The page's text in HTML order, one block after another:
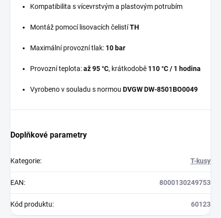
Kompatibilita s vícevrstvým a plastovým potrubím
Montáž pomocí lisovacích čelistíTH
Maximální provozní tlak: 10 bar
Provozní teplota:až 95 °C, krátkodobě 110 °C / 1 hodina
Vyrobeno v souladu s normou DVGW DW-8501BO0049
Doplňkové parametry
Kategorie: T-kusy
EAN: 8000130249753
Kód produktu: 60123